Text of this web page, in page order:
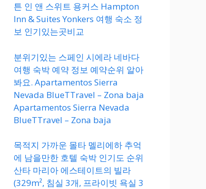
튼 인 앤 스위트 용커스 Hampton
Inn & Suites Yonkers 여행 숙소 정
보 인기있는곳비교
분위기있는 스페인 시에라 네바다
여행 숙박 예약 정보 예약순위 알아
봐요. Apartamentos Sierra
Nevada BlueTTravel – Zona baja
Apartamentos Sierra Nevada
BlueTTravel – Zona baja
목적지 가까운 몰타 멜리에하 추억
에 남을만한 호텔 숙박 인기도 순위
산타 마리아 에스테이트의 빌라
(329m², 침실 3개, 프라이빗 욕실 3